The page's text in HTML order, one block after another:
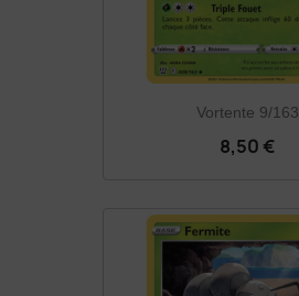
Vortente 9/163
8,50 €